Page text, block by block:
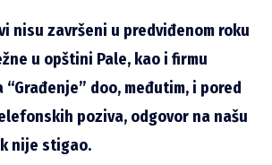
nisu završeni u predviđenom roku
u opštini Pale, kao i firmu
“Građenje” doo, međutim, i pored
poziva, odgovor na našu
nije stigao.